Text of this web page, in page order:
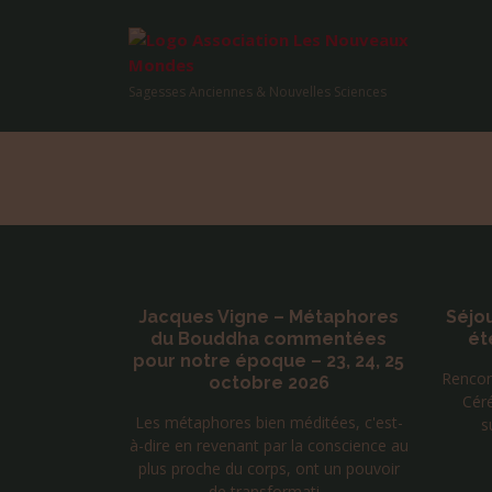
Sagesses Anciennes & Nouvelles Sciences
Jacques Vigne – Métaphores
du Bouddha commentées
pour notre époque – 23, 24, 25
octobre 2026
Les métaphores bien méditées, c'est-
à-dire en revenant par la conscience au
plus proche du corps, ont un pouvoir